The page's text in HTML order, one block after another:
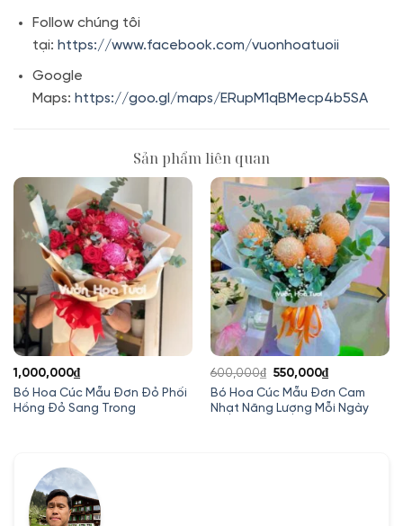
Follow chúng tôi
tại: https://www.facebook.com/vuonhoatuoii
Google
Maps: https://goo.gl/maps/ERupM1qBMecp4b5SA
Sản phẩm liên quan
Bó Hoa Cúc Mẫu Đơn Đỏ Phối
Hồng Đỏ Sang Trong
1,000,000₫
Bó Hoa Cúc Mẫu Đơn Cam
Nhạt Năng Lượng Mỗi Ngày
600,000₫ Giá
gốc
là:
550,000₫Giá
hiện
tại